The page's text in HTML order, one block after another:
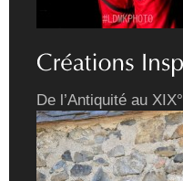
De l’Antiquité au XIX°